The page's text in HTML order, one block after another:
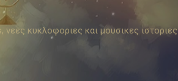
νεες κυκλοφοριες και μουσικες ιστοριες